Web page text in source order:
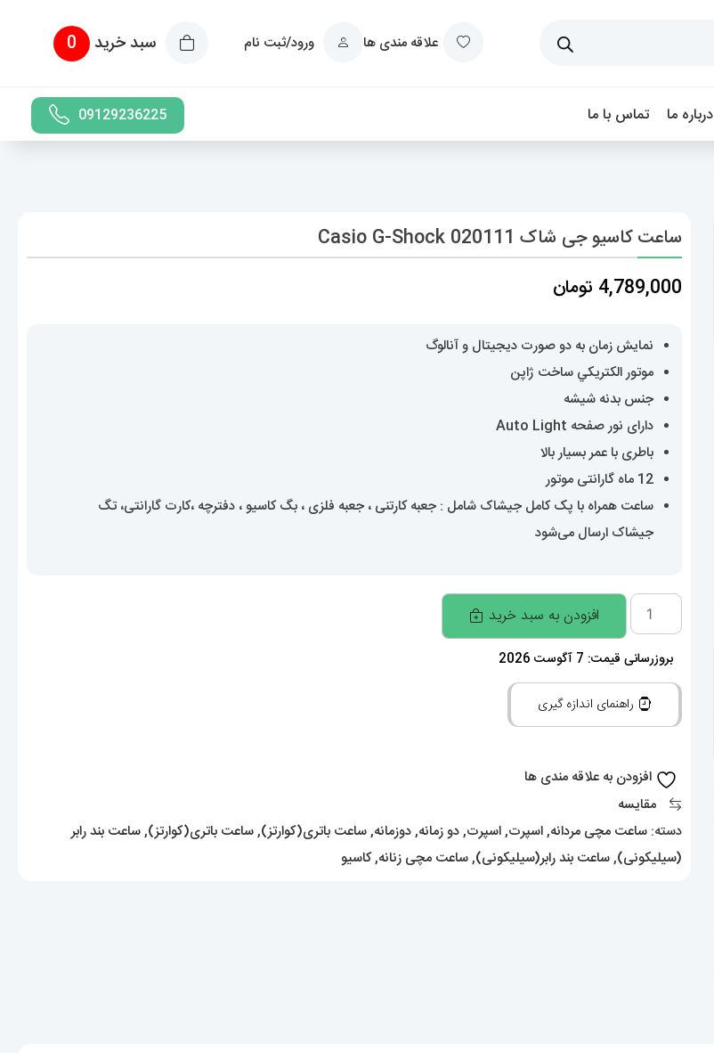
علاقه مندی ها ورود/ثبت نام سبد خرید 0
درباره ما تماس با ما 09129236225
ساعت کاسیو جی شاک Casio G-Shock 020111
4,789,000 تومان
نمایش زمان به دو صورت دیجیتال و آنالوگ
موتور الکتريکي ساخت ژاپن
جنس بدنه شیشه
دارای نور صفحه Auto Light
باطری با عمر بسیار بالا
12 ماه گارانتی موتور
ساعت همراه با پک کامل جیشاک شامل : جعبه کارتنی ، جعبه فلزی ، بگ کاسیو ، دفترچه ،کارت گارانتی، تگ
جیشاک ارسال می‌شود
ساعت
کاسیو
جی
شاک
Casio
Shock
020111
افزودن به سبد خرید
بروزرسانی قیمت: 7 آگوست 2026
راهنمای اندازه گیری
افزودن به علاقه مندی ها
مقایسه
دسته: ساعت مچی مردانه,اسپرت,اسپرت,دو زمانه,دوزمانه,ساعت باتری(کوارتز),ساعت باتری(کوارتز),ساعت بند رابر
(سیلیکونی),ساعت بند رابر(سیلیکونی),ساعت مچی زنانه,کاسیو